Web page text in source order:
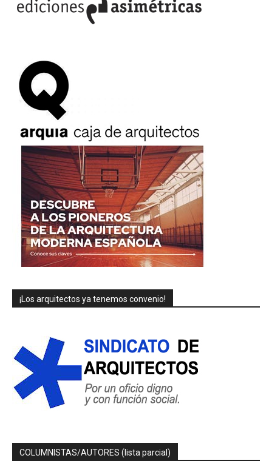
¡Los arquitectos ya tenemos convenio!
COLUMNISTAS/AUTORES (lista parcial)